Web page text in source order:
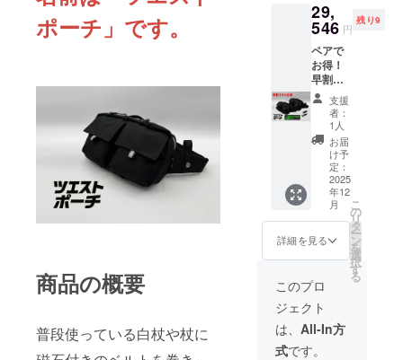
ポーチ」 です。
商品の概要
普段使っている白杖や杖に
そのま
ま贈り
物とし
てお使
いいた
だけま
す。
プポス
トを利
予定で
す。住
所ラベ
ルはき
れいに
剥がせ
る仕様
なの
で、剥
がした
あとは
そのま
物とし
てお使
だけま
す。
ズ ツエ
スト
ポーチ
本体
縦16㎝×
横28㎝×
横幅9㎝
290g 一
般杖用
ベル
ト
幅
30mm×
長さ
95mm
9.5g ・
このリ
は送料
れてい
ます。
発送は
クリッ
セット
「本体
価格
31,600
円」-
「割引
価格
4,740円
(15%)」
=「リ
ターン
価格
26,860
円」
（税
抜） 商
品サイ
ポーチ
本体
縦16㎝×
横28㎝×
横幅9㎝
290g 白
29,
546 円
残り9
ペアで
お得！
早割
15％引
き 一
般杖用
ベルト
付き
（シャ
フト直
径16～
19ｍ
ｍ） ツ
エスト
ポーチ
セット
２個
セット
「本体
価格
31,600
円」-
支援
者：
1人
お届
け予
定：
2025
年12
月
詳細を見る
こ
の
リ
タ
ー
ン
を
選
択
す
る
このプロ
ジェクト
は、 All-In方
式です。